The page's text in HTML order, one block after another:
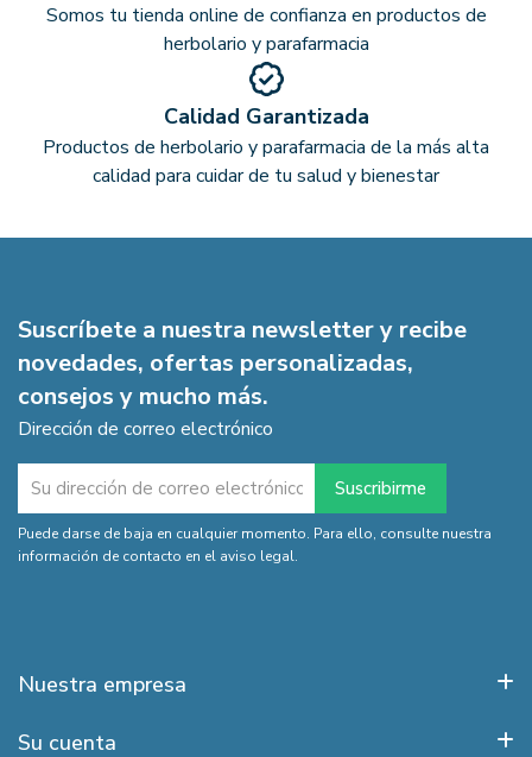
Somos tu tienda online de confianza en productos de
herbolario y parafarmacia
Calidad Garantizada
Productos de herbolario y parafarmacia de la más alta
calidad para cuidar de tu salud y bienestar
Suscríbete a nuestra newsletter y recibe
novedades, ofertas personalizadas,
consejos y mucho más.
Dirección de correo electrónico
Puede darse de baja en cualquier momento. Para ello, consulte nuestra
información de contacto en el aviso legal.
Nuestra empresa
Su cuenta